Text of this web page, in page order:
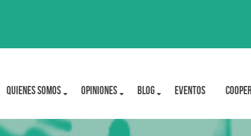
Quienes Somos OPINIONES BLOG Eventos